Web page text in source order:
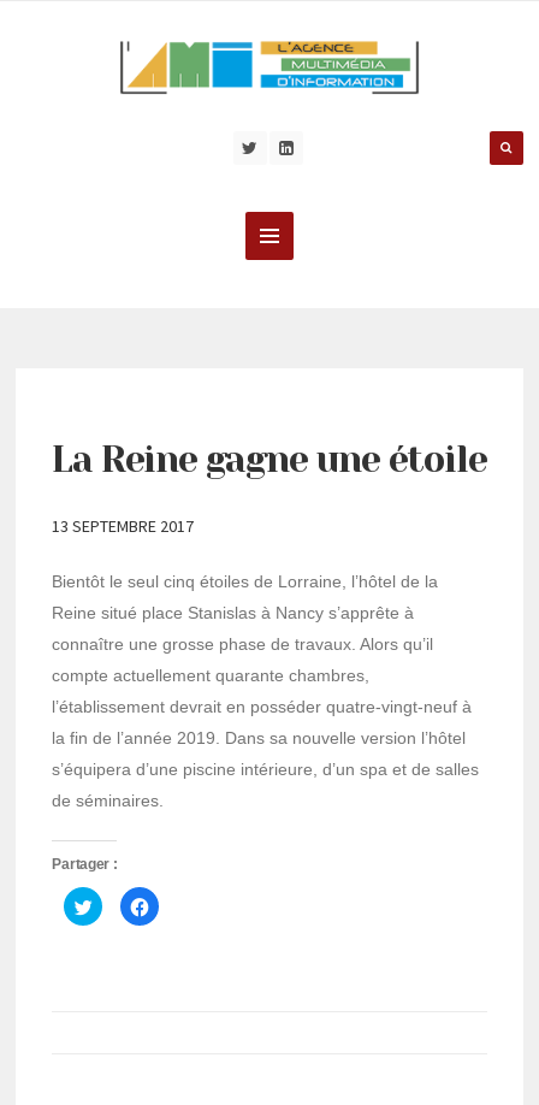
La Reine gagne une étoile
13 SEPTEMBRE 2017
Bientôt le seul cinq étoiles de Lorraine, l’hôtel de la
Reine situé place Stanislas à Nancy s’apprête à
connaître une grosse phase de travaux. Alors qu’il
compte actuellement quarante chambres,
l’établissement devrait en posséder quatre-vingt-neuf à
la fin de l’année 2019. Dans sa nouvelle version l’hôtel
s’équipera d’une piscine intérieure, d’un spa et de salles
de séminaires.
Partager :
Cliquez
pour
partager
Cliquez
pour